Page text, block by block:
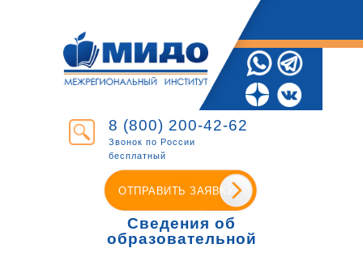
8 (800) 200-42-62
Звонок по России
бесплатный
ОТПРАВИТЬ ЗАЯВКУ
Сведения об
образовательной